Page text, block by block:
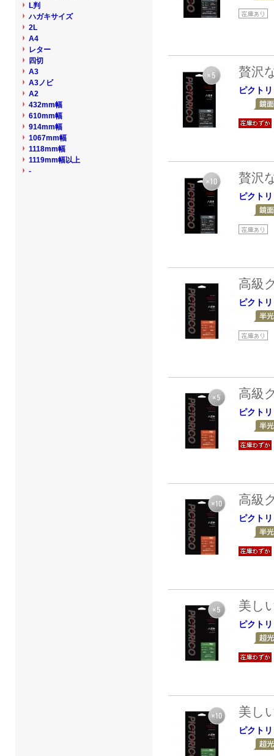
贅沢
ピクト
贅沢
ピクト
高級
ピクト
高級
ピクト
高級
ピクト
美し
ピクト
美し
ピクト
L判
ハガキサイズ
2L
A4
レター
四切
A3
A3ノビ
A2
432mm幅
610mm幅
914mm幅
1067mm幅
1118mm幅
1119mm幅以上
-